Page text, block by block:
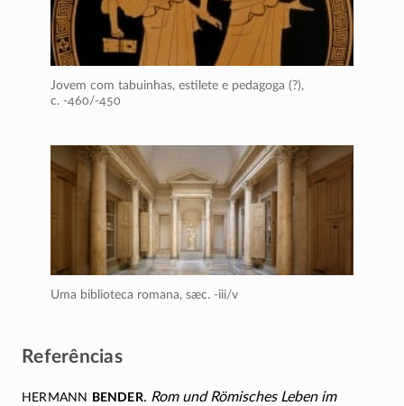
Jovem com tabuinhas, estilete e pedagoga (?),
c. -460/-450
Uma biblioteca romana, sæc. -iii/v
Referências
Hermann Bender. Rom und Römisches Leben im